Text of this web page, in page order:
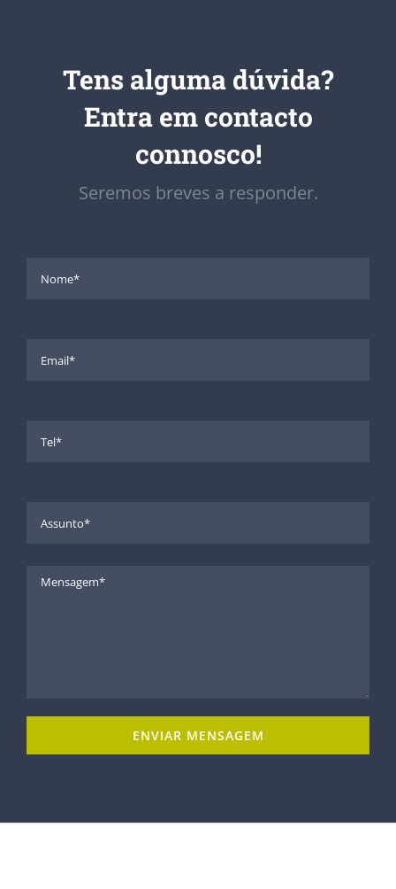
Tens alguma dúvida?
Entra em contacto
connosco!
Seremos breves a responder.